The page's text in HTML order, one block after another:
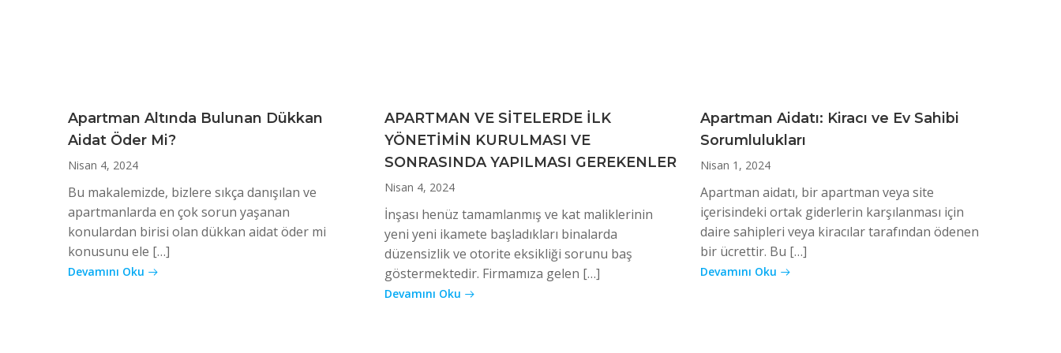
Apartman Altında Bulunan Dükkan
Aidat Öder Mi?
Nisan 4, 2024
Bu makalemizde, bizlere sıkça danışılan ve
apartmanlarda en çok sorun yaşanan
konulardan birisi olan dükkan aidat öder mi
konusunu ele […]
Devamını Oku
APARTMAN VE SİTELERDE İLK
YÖNETİMİN KURULMASI VE
SONRASINDA YAPILMASI GEREKENLER
Nisan 4, 2024
İnşası henüz tamamlanmış ve kat maliklerinin
yeni yeni ikamete başladıkları binalarda
düzensizlik ve otorite eksikliği sorunu baş
göstermektedir. Firmamıza gelen […]
Devamını Oku
Apartman Aidatı: Kiracı ve Ev Sahibi
Sorumlulukları
Nisan 1, 2024
Apartman aidatı, bir apartman veya site
içerisindeki ortak giderlerin karşılanması için
daire sahipleri veya kiracılar tarafından ödenen
bir ücrettir. Bu […]
Devamını Oku